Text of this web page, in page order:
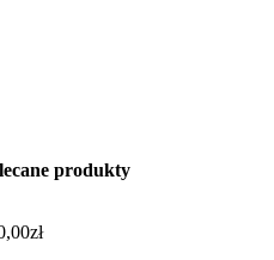
produkty
zł